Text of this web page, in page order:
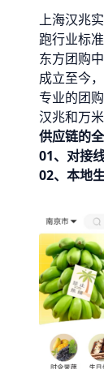
上海汉兆
跑行业标准
东方团购
成立至今
专业的团
汉兆和万
供应链的
01、 对接
02、 本地